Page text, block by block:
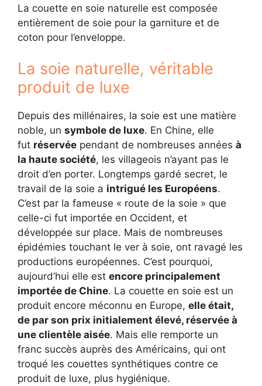
La couette en soie naturelle est composée
entièrement de soie pour la garniture et de
coton pour l’enveloppe.
La soie naturelle, véritable
produit de luxe
Depuis des millénaires, la soie est une matière
noble, un symbole de luxe. En Chine, elle
fut réservée pendant de nombreuses années à
la haute société, les villageois n’ayant pas le
droit d’en porter. Longtemps gardé secret, le
travail de la soie a intrigué les Européens.
C’est par la fameuse « route de la soie » que
celle-ci fut importée en Occident, et
développée sur place. Mais de nombreuses
épidémies touchant le ver à soie, ont ravagé les
productions européennes. C’est pourquoi,
aujourd’hui elle est encore principalement
importée de Chine. La couette en soie est un
produit encore méconnu en Europe, elle était,
de par son prix initialement élevé, réservée à
une clientèle aisée. Mais elle remporte un
franc succès auprès des Américains, qui ont
troqué les couettes synthétiques contre ce
produit de luxe, plus hygiénique.